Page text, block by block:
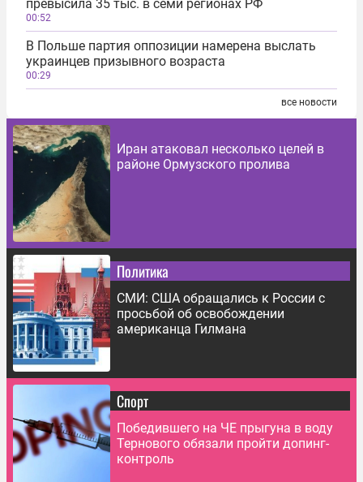
превысила 35 тыс. в семи регионах РФ
00:52
В Польше партия оппозиции намерена выслать
украинцев призывного возраста
00:29
все новости
Иран атаковал несколько целей в
районе Ормузского пролива
Политика
СМИ: США обращались к России с
просьбой об освобождении
американца Гилмана
Спорт
Победившего на ЧЕ прыгуна в воду
Тернового обязали пройти допинг-
контроль